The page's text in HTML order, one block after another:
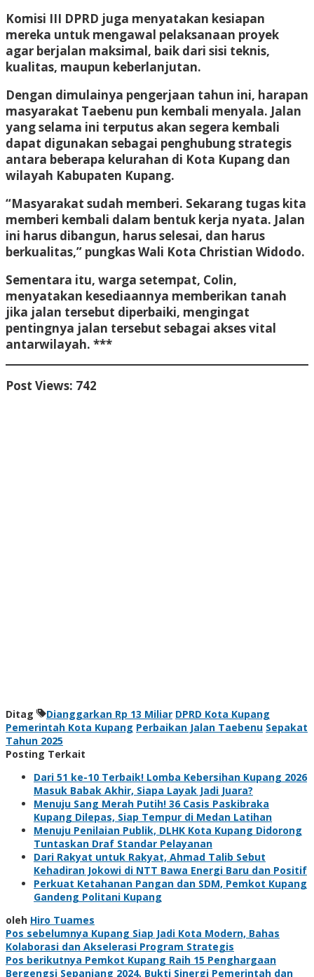
Komisi III DPRD juga menyatakan kesiapan
mereka untuk mengawal pelaksanaan proyek
agar berjalan maksimal, baik dari sisi teknis,
kualitas, maupun keberlanjutan.
Dengan dimulainya pengerjaan tahun ini, harapan
masyarakat Taebenu pun kembali menyala. Jalan
yang selama ini terputus akan segera kembali
dapat digunakan sebagai penghubung strategis
antara beberapa kelurahan di Kota Kupang dan
wilayah Kabupaten Kupang.
“Masyarakat sudah memberi. Sekarang tugas kita
memberi kembali dalam bentuk kerja nyata. Jalan
ini harus dibangun, harus selesai, dan harus
berkualitas,” pungkas Wali Kota Christian Widodo.
Sementara itu, warga setempat, Colin,
menyatakan kesediaannya memberikan tanah
jika jalan tersebut diperbaiki, mengingat
pentingnya jalan tersebut sebagai akses vital
antarwilayah. ***
Post Views: 742
Ditag Dianggarkan Rp 13 Miliar DPRD Kota Kupang
Pemerintah Kota Kupang Perbaikan Jalan Taebenu Sepakat
Tahun 2025
Posting Terkait
Dari 51 ke-10 Terbaik! Lomba Kebersihan Kupang 2026
Masuk Babak Akhir, Siapa Layak Jadi Juara?
Menuju Sang Merah Putih! 36 Casis Paskibraka
Kupang Dilepas, Siap Tempur di Medan Latihan
Menuju Penilaian Publik, DLHK Kota Kupang Didorong
Tuntaskan Draf Standar Pelayanan
Dari Rakyat untuk Rakyat, Ahmad Talib Sebut
Kehadiran Jokowi di NTT Bawa Energi Baru dan Positif
Perkuat Ketahanan Pangan dan SDM, Pemkot Kupang
Gandeng Politani Kupang
oleh Hiro Tuames
Navigasi
pos
Pos sebelumnya Kupang Siap Jadi Kota Modern, Bahas
Kolaborasi dan Akselerasi Program Strategis
Pos berikutnya Pemkot Kupang Raih 15 Penghargaan
Bergengsi Sepanjang 2024, Bukti Sinergi Pemerintah dan